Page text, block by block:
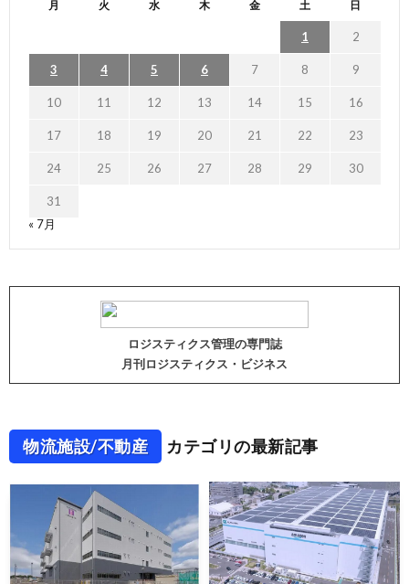
月 火 水 木 金 土 日
1 2
3 4 5 6 7 8 9
10 11 12 13 14 15 16
17 18 19 20 21 22 23
24 25 26 27 28 29 30
31
« 7月
ロジスティクス管理の専門誌
月刊ロジスティクス・ビジネス
物流施設/不動産 カテゴリの最新記事